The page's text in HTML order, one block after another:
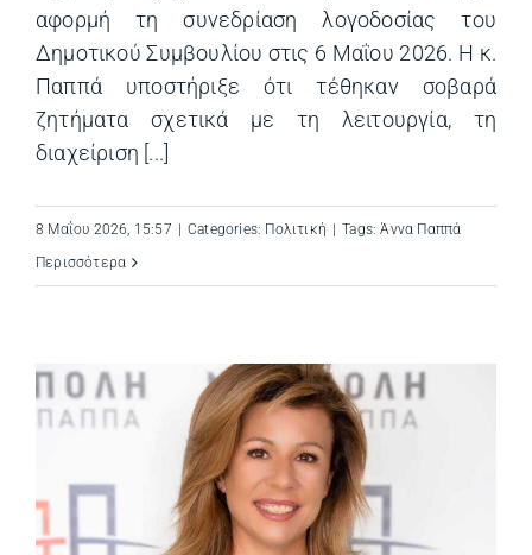
αφορμή τη συνεδρίαση λογοδοσίας του
Δημοτικού Συμβουλίου στις 6 Μαΐου 2026. Η κ.
Παππά υποστήριξε ότι τέθηκαν σοβαρά
ζητήματα σχετικά με τη λειτουργία, τη
διαχείριση [...]
8 Μαΐου 2026, 15:57 | Categories: Πολιτική | Tags:Άννα Παππά
Περισσότερα